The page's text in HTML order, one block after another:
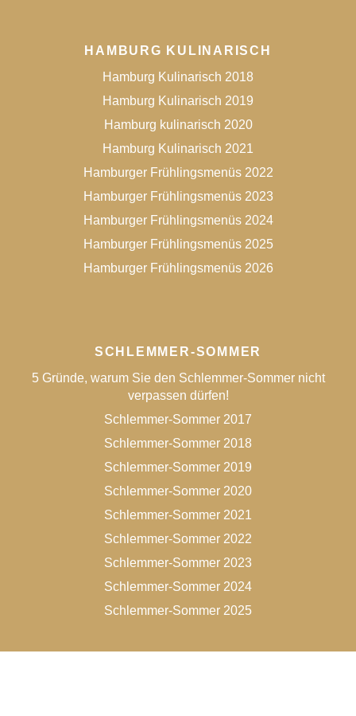
HAMBURG KULINARISCH
Hamburg Kulinarisch 2018
Hamburg Kulinarisch 2019
Hamburg kulinarisch 2020
Hamburg Kulinarisch 2021
Hamburger Frühlingsmenüs 2022
Hamburger Frühlingsmenüs 2023
Hamburger Frühlingsmenüs 2024
Hamburger Frühlingsmenüs 2025
Hamburger Frühlingsmenüs 2026
SCHLEMMER-SOMMER
5 Gründe, warum Sie den Schlemmer-Sommer nicht
verpassen dürfen!
Schlemmer-Sommer 2017
Schlemmer-Sommer 2018
Schlemmer-Sommer 2019
Schlemmer-Sommer 2020
Schlemmer-Sommer 2021
Schlemmer-Sommer 2022
Schlemmer-Sommer 2023
Schlemmer-Sommer 2024
Schlemmer-Sommer 2025